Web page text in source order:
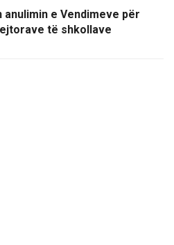
anulimin e Vendimeve për
të shkollave